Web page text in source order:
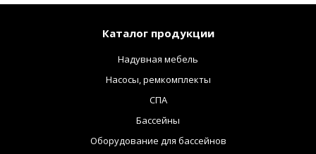
Каталог продукции
Надувная мебель
Насосы, ремкомплекты
СПА
Бассейны
Оборудование для бассейнов